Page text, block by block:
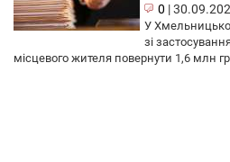
0 |
У
зі
місцевого жителя повернути 1,6 млн